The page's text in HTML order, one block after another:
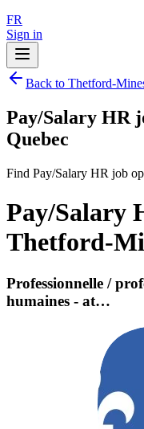
FR
Sign in
Back to Thetford-
Pay/Salary HR
Quebec
Find Pay/Salary HR job
Pay/Salary
Thetford-
Professionnelle /
humaines - at…